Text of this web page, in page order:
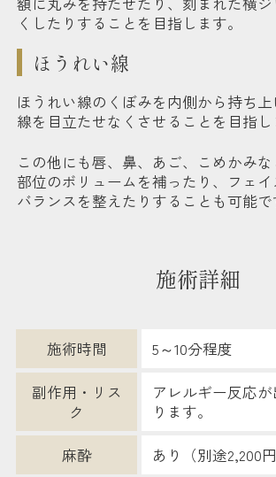
くしたりすることを目指します。
ほうれい線
ほうれい線のくぼみを内側から持ち
線を目立たせなくさせることを目指し
この他にも唇、鼻、あご、こめかみ
部位のボリュームを補ったり、フェ
バランスを整えたりすることも可能で
施術詳細
施術時間 5～10分程度
副作用・リス
ク
アレルギー反応
ります。
麻酔 あり（別途2,200円